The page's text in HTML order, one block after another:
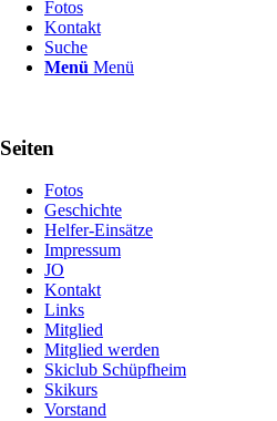
Fotos
Kontakt
Suche
Menü Menü
Seiten
Fotos
Geschichte
Helfer-Einsätze
Impressum
JO
Kontakt
Links
Mitglied
Mitglied werden
Skiclub Schüpfheim
Skikurs
Vorstand